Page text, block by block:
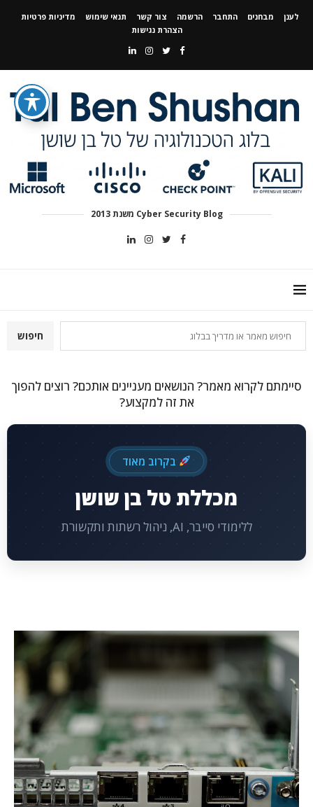
לענן מבחנים התחבר הרשמה צור קשר תנאי שימוש
מדיניות פרטיות
הצהרת נגישות
Cyber Security Blog משנת 2013
חיפוש
סיימתם לקרוא מאמר? הנושאים מעניינים אותכם? רוצים להפוך
את זה למקצוע?
בקרוב מאוד
מכללת טל בן שושן
ללימודי סייבר, AI, ניהול רשתות ותקשורת